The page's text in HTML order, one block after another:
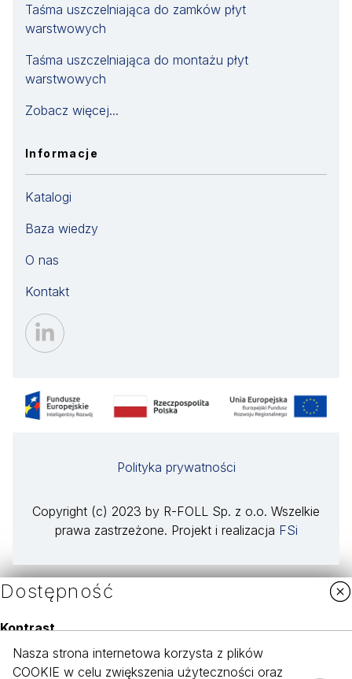
Taśma uszczelniająca do zamków płyt
warstwowych
Taśma uszczelniająca do montażu płyt
warstwowych
Zobacz więcej...
Informacje
Katalogi
Baza wiedzy
O nas
Kontakt
Copyright (c) 2023 by R-FOLL Sp. z o.o. Wszelkie
prawa zastrzeżone. Projekt i realizacja FSi
Polityka prywatności
Nasza strona internetowa korzysta z plików
COOKIE w celu zwiększenia użyteczności oraz
Dostępność
Kontrast